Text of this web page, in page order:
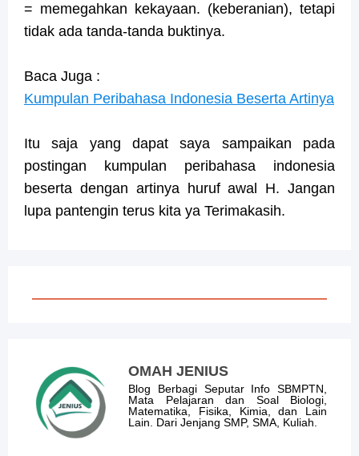
= memegahkan kekayaan. (keberanian), tetapi
tidak ada tanda-tanda buktinya.
Baca Juga :
Kumpulan Peribahasa Indonesia Beserta Artinya
Itu saja yang dapat saya sampaikan pada
postingan kumpulan peribahasa indonesia
beserta dengan artinya huruf awal H. Jangan
lupa pantengin terus kita ya Terimakasih.
OMAH JENIUS
Blog Berbagi Seputar Info SBMPTN,
Mata Pelajaran dan Soal Biologi,
Matematika, Fisika, Kimia, dan Lain
Lain. Dari Jenjang SMP, SMA, Kuliah.